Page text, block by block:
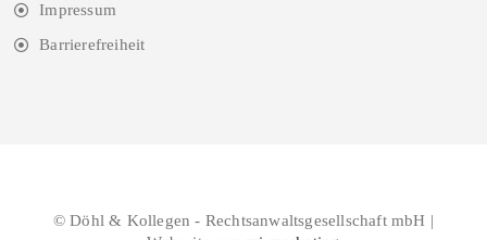
Impressum
Barrierefreiheit
© Döhl & Kollegen - Rechtsanwaltsgesellschaft mbH |